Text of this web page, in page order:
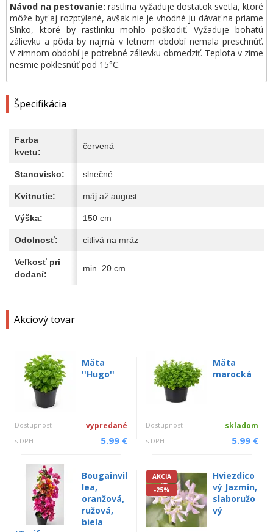
Akciový tovar
Mäta
''Hugo''
Dostupnosť vypredané
s DPH 5.99 €
Mäta
marocká
Dostupnosť skladom
s DPH 5.99 €
Bougainvil
lea,
oranžová,
ružová,
biela
AKCIA
-25%
Hviezdico
vý Jazmín,
slaboružo
vý
Návod na pestovanie: rastlina vyžaduje dostatok svetla, ktoré
môže byť aj rozptýlené, avšak nie je vhodné ju dávať na priame
Slnko, ktoré by rastlinku mohlo poškodiť. Vyžaduje bohatú
zálievku a pôda by najmä v letnom období nemala preschnúť.
V zimnom období je potrebné zálievku obmedziť. Teplota v zime
nesmie poklesnúť pod 15°C.
Špecifikácia
Farba
kvetu:
červená
Stanovisko: slnečné
Kvitnutie: máj až august
Výška: 150 cm
Odolnosť: citlivá na mráz
Veľkosť pri
dodaní:
min. 20 cm